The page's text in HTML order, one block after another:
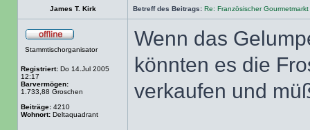
James T. Kirk Betreff des Beitrags: Re: Französischer Gourmetmarkt
Stammtischorganisator
Registriert: Do 14.Jul 2005
12:17
Barvermögen:
1.733,88 Groschen
Beiträge: 4210
Wohnort: Deltaquadrant
Wenn das
könnten es die
verkaufen und